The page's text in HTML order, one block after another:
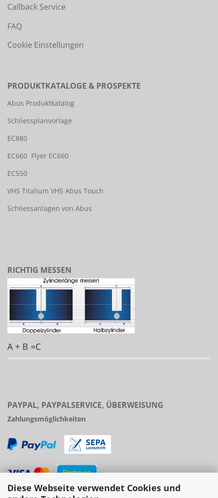
Diese Webseite verwendet Cookies und
Callback Service
FAQ
Cookie Einstellungen
PRODUKTKATALOGE & PROSPEKTE
Abus Produktkatalog
Schliessplanvorlage
EC880
EC660 Flyer EC660
EC550
VHS Titalium VHS Abus Touch
Schliessanlagen von Abus
RICHTIG MESSEN
A + B =C
PAYPAL, PAYPALSERVICE, ÜBERWEISUNG
Zahlungsmöglichkeiten